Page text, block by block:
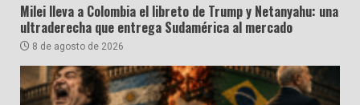
Milei lleva a Colombia el libreto de Trump y Netanyahu: una
ultraderecha que entrega Sudamérica al mercado
8 de agosto de 2026